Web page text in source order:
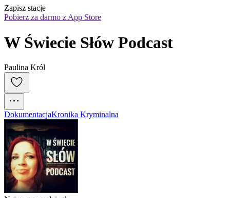
Zapisz stacje
Pobierz za darmo z App Store
W Świecie Słów Podcast
Paulina Król
DokumentacjaKronika Kryminalna